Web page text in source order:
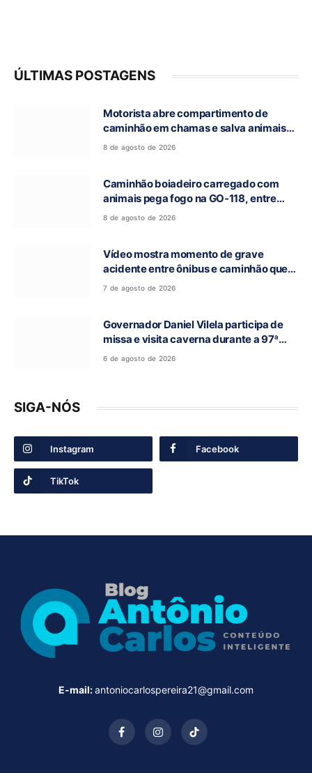
ÚLTIMAS POSTAGENS
Motorista abre compartimento de
caminhão em chamas e salva animais
na GO-118, entre Campos Belos e Monte
8 de agosto de 2026
Caminhão boiadeiro carregado com
animais pega fogo na GO-118, entre
Campos Belos e Monte Alegre de Goiás
8 de agosto de 2026
Vídeo mostra momento de grave
acidente entre ônibus e caminhão que
deixou cinco mortos na GO-010, em
7 de agosto de 2026
Governador Daniel Vilela participa de
missa e visita caverna durante a 97ª
Romaria do Bom Jesus da Lapa de Terra
6 de agosto de 2026
SIGA-NÓS
Instagram Facebook
TikTok
E-mail:antoniocarlospereira21@gmail.com
FacebookInstagramTikTok